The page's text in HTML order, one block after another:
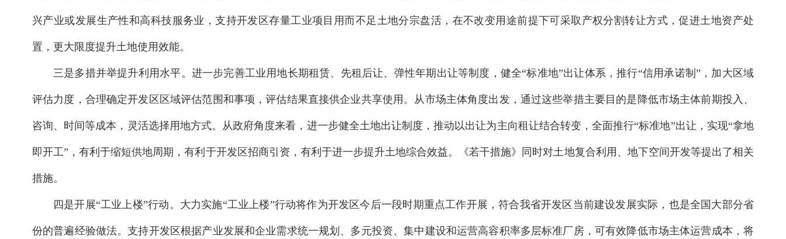
兴产业或发展生产性和高科技服务业，支持开发区存量工业项目用而不足土地分宗盘活，在不改变用途前提下可采取产权分割转让方式，促进土地资产处
置，更大限度提升土地使用效能。
三是多措并举提升利用水平。进一步完善工业用地长期租赁、先租后让、弹性年期出让等制度，健全“标准地”出让体系，推行“信用承诺制”，加大区域
评估力度，合理确定开发区区域评估范围和事项，评估结果直接供企业共享使用。从市场主体角度出发，通过这些举措主要目的是降低市场主体前期投入、
咨询、时间等成本，灵活选择用地方式。从政府角度来看，进一步健全土地出让制度，推动以出让为主向租让结合转变，全面推行“标准地”出让，实现“拿地
即开工”，有利于缩短供地周期，有利于开发区招商引资，有利于进一步提升土地综合效益。《若干措施》同时对土地复合利用、地下空间开发等提出了相关
措施。
四是开展“工业上楼”行动。大力实施“工业上楼”行动将作为开发区今后一段时期重点工作开展，符合我省开发区当前建设发展实际，也是全国大部分省
份的普遍经验做法。支持开发区根据产业发展和企业需求统一规划、多元投资、集中建设和运营高容积率多层标准厂房，可有效降低市场主体运营成本，将